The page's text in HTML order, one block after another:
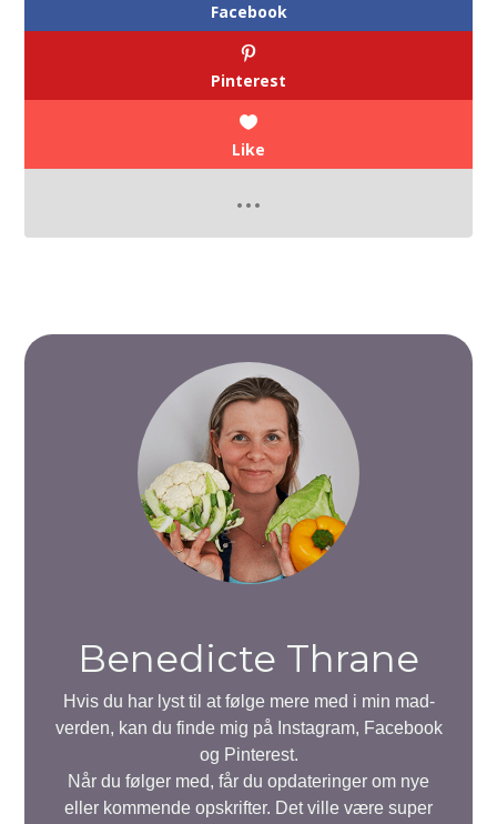
Facebook
Pinterest
Like
Benedicte Thrane
Hvis du har lyst til at følge mere med i min mad-
verden, kan du finde mig på Instagram, Facebook
og Pinterest.
Når du følger med, får du opdateringer om nye
eller kommende opskrifter. Det ville være super